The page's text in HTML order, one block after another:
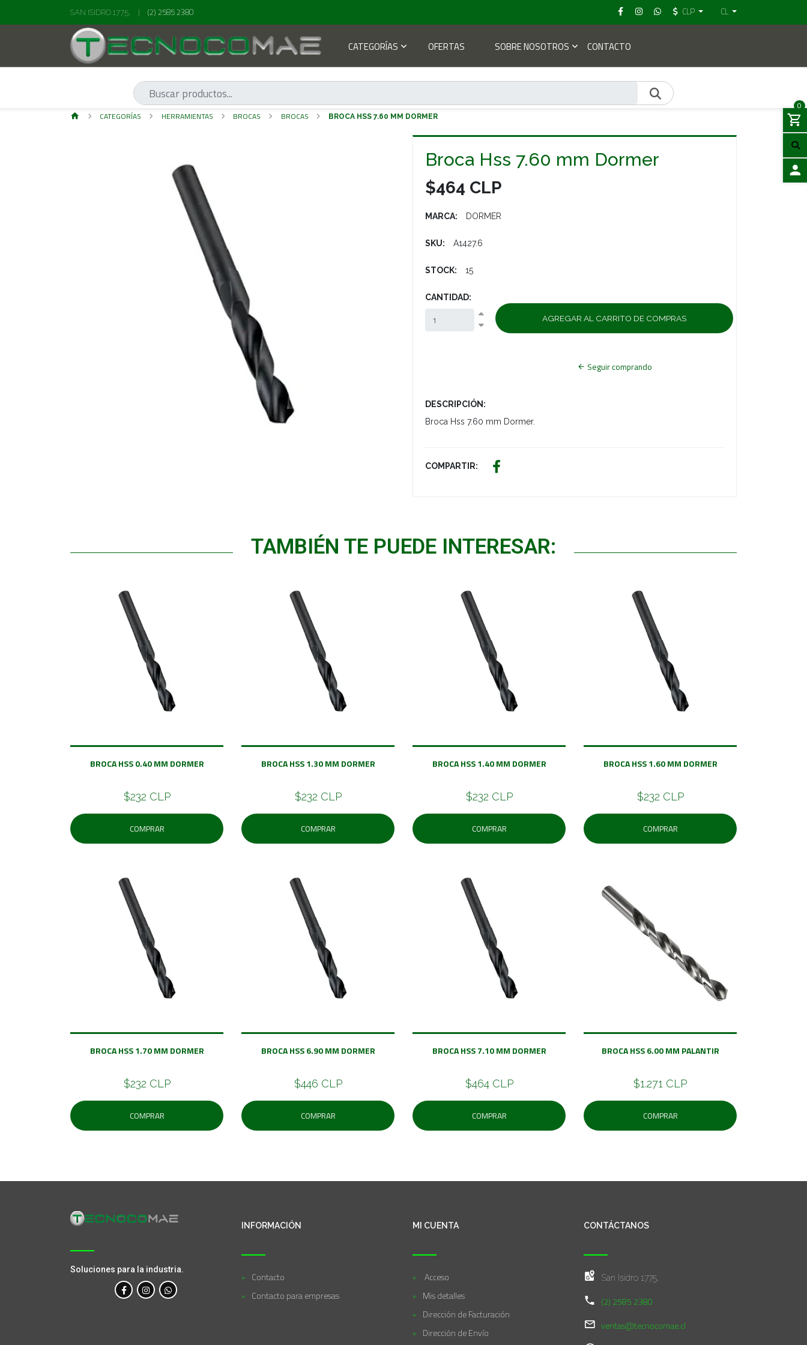
SAN ISIDRO 1775, (2) 2585 2380 CLP CL
CATEGORÍAS OFERTAS SOBRE NOSOTROS CONTACTO
0
CATEGORÍAS HERRAMIENTAS BROCAS BROCAS BROCA HSS 7.60 MM DORMER
Broca Hss 7.60 mm Dormer
$464 CLP
MARCA: DORMER
SKU: A1427.6
STOCK: 15
CANTIDAD:
Seguir comprando
DESCRIPCIÓN:
Broca Hss 7.60 mm Dormer.
COMPARTIR:
TAMBIÉN TE PUEDE INTERESAR:
BROCA HSS 0.40 MM DORMER
$232 CLP
COMPRAR
BROCA HSS 1.30 MM DORMER
$232 CLP
COMPRAR
BROCA HSS 1.40 MM DORMER
$232 CLP
COMPRAR
BROCA HSS 1.60 MM DORMER
$232 CLP
COMPRAR
BROCA HSS 1.70 MM DORMER
$232 CLP
COMPRAR
BROCA HSS 6.90 MM DORMER
$446 CLP
COMPRAR
BROCA HSS 7.10 MM DORMER
$464 CLP
COMPRAR
BROCA HSS 6.00 MM PALANTIR
$1.271 CLP
COMPRAR
Soluciones para la industria.
INFORMACIÓN
Contacto
Contacto para empresas
MI CUENTA
Acceso
Mis detalles
Dirección de Facturación
Dirección de Envío
CONTÁCTANOS
San Isidro 1775,
(2) 2585 2380
ventas@tecnocomae.cl